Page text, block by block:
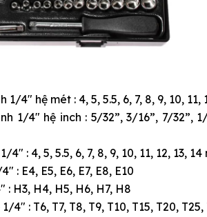
4″ hệ mét : 4, 5, 5.5, 6, 7, 8, 9, 10, 11,
1/4″ hệ inch : 5/32”, 3/16”, 7/32”,
: 4, 5, 5.5, 6, 7, 8, 9, 10, 11, 12, 13, 14
: E4, E5, E6, E7, E8, E10
H3, H4, H5, H6, H7, H8
: T6, T7, T8, T9, T10, T15, T20, T25,